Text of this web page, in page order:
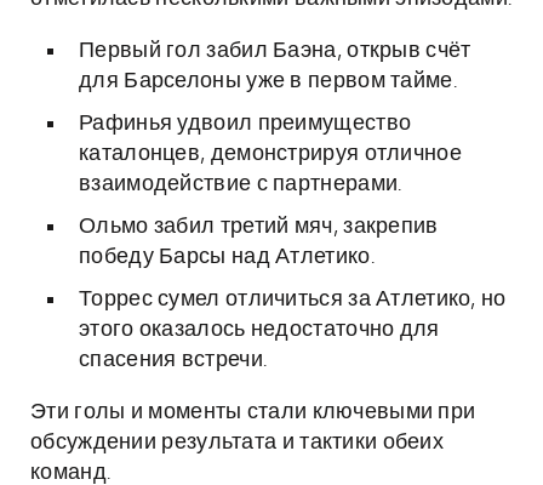
Первый гол забил Баэна, открыв счёт
для Барселоны уже в первом тайме.
Рафинья удвоил преимущество
каталонцев, демонстрируя отличное
взаимодействие с партнерами.
Ольмо забил третий мяч, закрепив
победу Барсы над Атлетико.
Торрес сумел отличиться за Атлетико, но
этого оказалось недостаточно для
спасения встречи.
Эти голы и моменты стали ключевыми при
обсуждении результата и тактики обеих
команд.